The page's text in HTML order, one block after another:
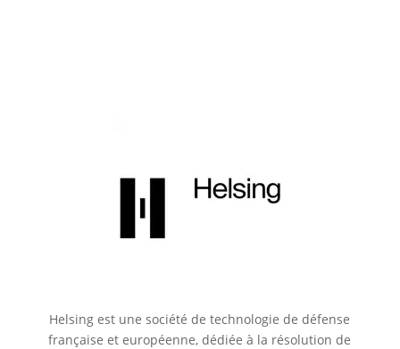
Helsing est une société de technologie de défense
française et européenne, dédiée à la résolution de